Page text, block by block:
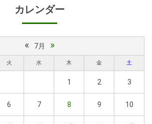
カレンダー
« 7月 »
火 水 木 金 土
1 2 3
6 7 8 9 10